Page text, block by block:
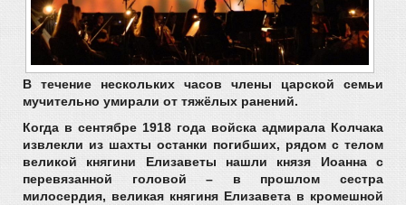
В течение нескольких часов члены царской семьи
мучительно умирали от тяжёлых ранений.
Когда в сентябре 1918 года войска адмирала Колчака
извлекли из шахты останки погибших, рядом с телом
великой княгини Елизаветы нашли князя Иоанна с
перевязанной головой – в прошлом сестра
милосердия, великая княгиня Елизавета в кромешной